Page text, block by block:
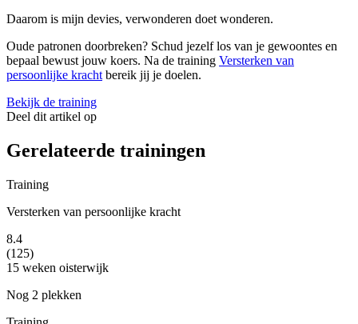
Daarom is mijn devies, verwonderen doet wonderen.
Oude patronen doorbreken? Schud jezelf los van je gewoontes en
bepaal bewust jouw koers. Na de training Versterken van
persoonlijke krachtbereik jij je doelen.
Bekijk de training
Deel dit artikel op
Gerelateerde trainingen
Training
Versterken van persoonlijke kracht
8.4
(125)
15 weken oisterwijk
Nog 2 plekken